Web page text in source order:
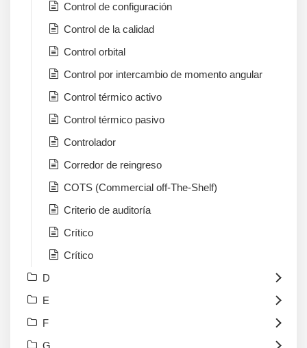
Control de configuración
Control de la calidad
Control orbital
Control por intercambio de momento angular
Control térmico activo
Control térmico pasivo
Controlador
Corredor de reingreso
COTS (Commercial off-The-Shelf)
Criterio de auditoría
Crítico
Crítico
D
E
F